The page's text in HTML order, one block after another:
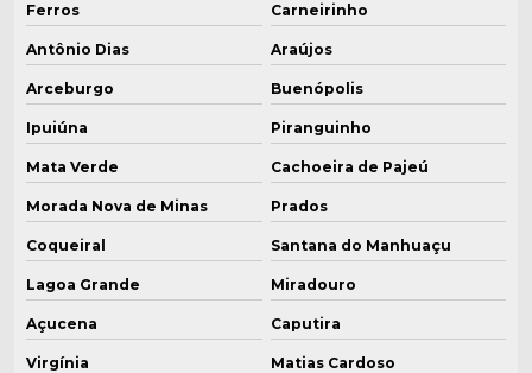
Ferros Carneirinho
Antônio Dias Araújos
Arceburgo Buenópolis
Ipuiúna Piranguinho
Mata Verde Cachoeira de Pajeú
Morada Nova de Minas Prados
Coqueiral Santana do Manhuaçu
Lagoa Grande Miradouro
Açucena Caputira
Virgínia Matias Cardoso